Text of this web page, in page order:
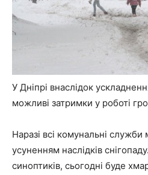
У Дніпрі внаслідок
можливі затримки у роботі
Наразі всі комунальні
усуненням наслідків
синоптиків, сьогодні буде